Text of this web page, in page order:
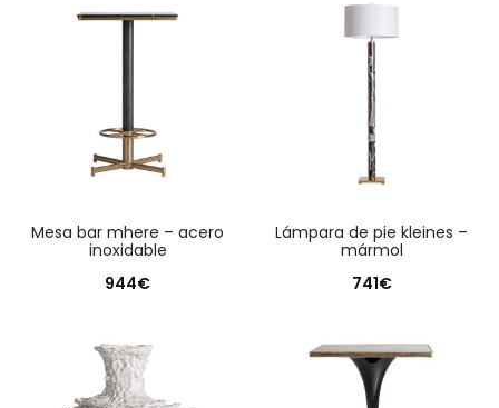
mesa bar mhere – acero
inoxidable
944€
lámpara de pie kleines –
mármol
741€